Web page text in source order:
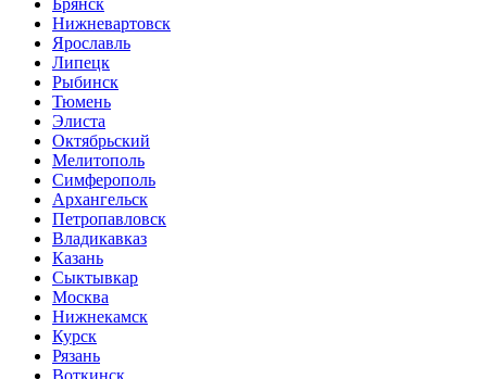
Брянск
Нижневартовск
Ярославль
Липецк
Рыбинск
Тюмень
Элиста
Октябрьский
Мелитополь
Симферополь
Архангельск
Петропавловск
Владикавказ
Казань
Сыктывкар
Москва
Нижнекамск
Курск
Рязань
Воткинск